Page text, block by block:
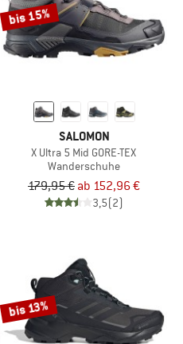
bis 15%
SALOMON
X Ultra 5 Mid GORE-TEX
Wanderschuhe
179,95 € ab 152,96 €
3,5(2)
bis 13%